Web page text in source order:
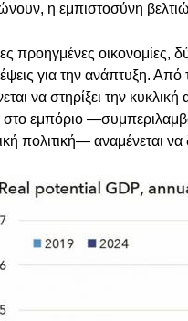
η εμπιστοσύνη
προηγμένες οικονομίες,
για την ανάπτυξη.
να στηρίξει την
στο εμπόριο
πολιτική— αναμένεται να